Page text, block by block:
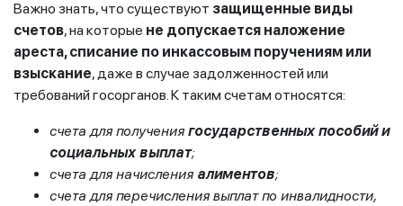
Важно знать, что существуют защищенные виды
счетов, на которые не допускается наложение
ареста, списание по инкассовым поручениям или
взыскание, даже в случае задолженностей или
требований госорганов. К таким счетам относятся:
счета для получениягосударственных пособий и
социальных выплат;
счета для начисления алиментов;
счета для перечисления выплат по инвалидности,